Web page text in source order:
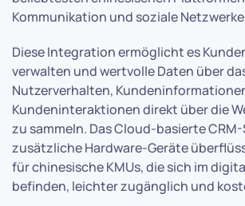
Kommunikation und soziale
Diese Integration ermöglicht es
verwalten und wertvolle Daten über
Nutzerverhalten,
Kundeninteraktionen direkt über die
zu sammeln. Das Cloud-basierte
zusätzliche Hardware-Geräte
für chinesische KMUs, die sich im
befinden, leichter zugänglich und